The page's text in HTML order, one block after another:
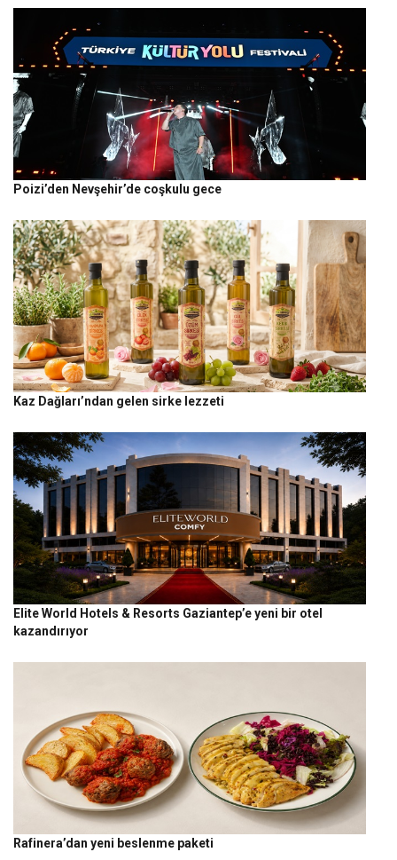
Poizi’den Nevşehir’de coşkulu gece
Kaz Dağları’ndan gelen sirke lezzeti
Elite World Hotels & Resorts Gaziantep’e yeni bir otel
kazandırıyor
Rafinera’dan yeni beslenme paketi